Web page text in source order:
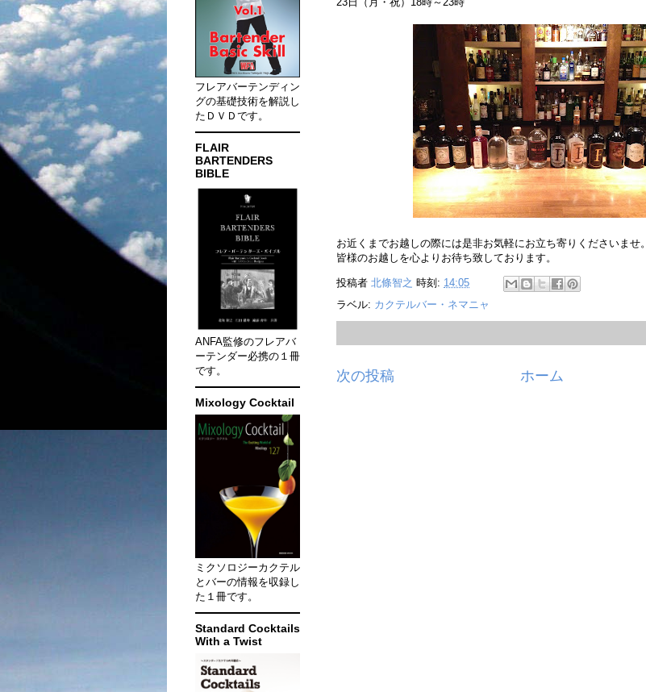
お近くまでお越しの際には是非お気軽にお立ち寄りくださいませ。
皆様のお越しを心よりお待ち致しております。
投稿者 北條智之 時刻: 14:05
ラベル: カクテルバー・ネマニャ
次の投稿 ホーム
フレアバーテンディン
グの基礎技術を解説し
たＤＶＤです。
FLAIR
BARTENDERS
BIBLE
ANFA監修のフレアバ
ーテンダー必携の１冊
です。
Mixology Cocktail
ミクソロジーカクテル
とバーの情報を収録し
た１冊です。
Standard Cocktails
With a Twist